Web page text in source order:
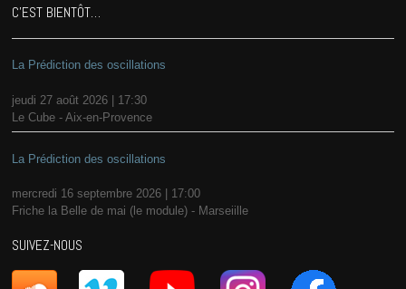
C’EST BIENTÔT…
La Prédiction des oscillations
jeudi 27 août 2026 | 17:30
Le Cube - Aix-en-Provence
La Prédiction des oscillations
mercredi 16 septembre 2026 | 17:00
Friche la Belle de mai (le module) - Marseiille
SUIVEZ-NOUS